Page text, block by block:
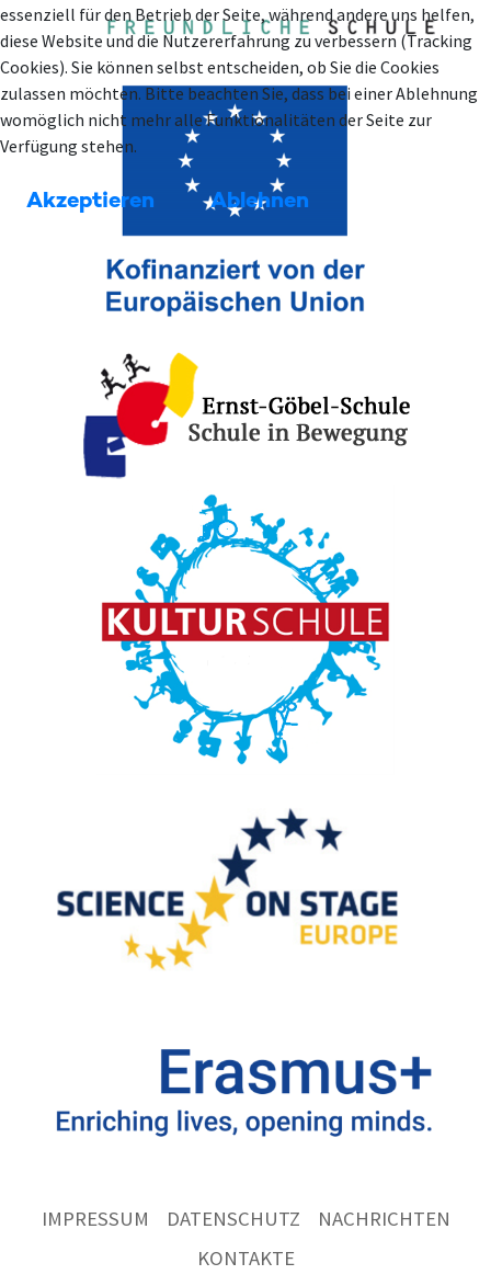
IMPRESSUM DATENSCHUTZ
NACHRICHTEN
KONTAKTE
essenziell für den Betrieb der Seite, während andere uns helfen,
diese Website und die Nutzererfahrung zu verbessern (Tracking
Cookies). Sie können selbst entscheiden, ob Sie die Cookies
zulassen möchten. Bitte beachten Sie, dass bei einer Ablehnung
womöglich nicht mehr alle Funktionalitäten der Seite zur
Verfügung stehen.
Akzeptieren Ablehnen